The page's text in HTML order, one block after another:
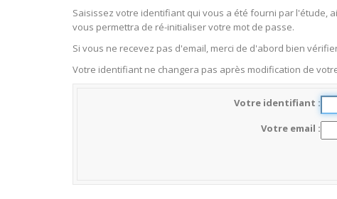
Saisissez votre identifiant qui vous a été fourni par l'étude,
vous permettra de ré-initialiser votre mot de passe.
Si vous ne recevez pas d'email, merci de d'abord bien
Votre identifiant ne changera pas après modification de
Votre identifiant
Votre email